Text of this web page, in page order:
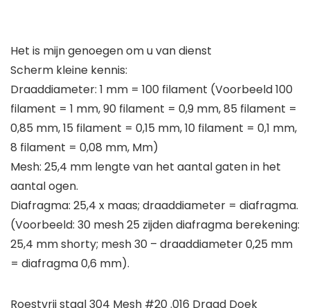
Het is mijn genoegen om u van dienst
Scherm kleine kennis:
Draaddiameter: 1 mm = 100 filament (Voorbeeld 100
filament = 1 mm, 90 filament = 0,9 mm, 85 filament =
0,85 mm, 15 filament = 0,15 mm, 10 filament = 0,1 mm,
8 filament = 0,08 mm, Mm)
Mesh: 25,4 mm lengte van het aantal gaten in het
aantal ogen.
Diafragma: 25,4 x maas; draaddiameter = diafragma.
(Voorbeeld: 30 mesh 25 zijden diafragma berekening:
25,4 mm shorty; mesh 30 – draaddiameter 0,25 mm
= diafragma 0,6 mm).
Roestvrij staal 304 Mesh #20 .016 Draad Doek